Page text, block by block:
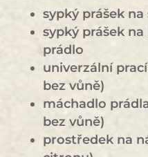
sypký prášek
sypký prášek
prádlo
univerzální
bez vůně)
máchadlo
bez vůně)
prostředek na